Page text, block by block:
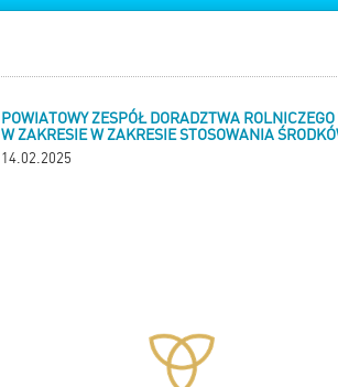
POWIATOWY ZESPÓŁ DORADZTWA
W ZAKRESIE W ZAKRESIE STOSOWANIA
14.02.2025